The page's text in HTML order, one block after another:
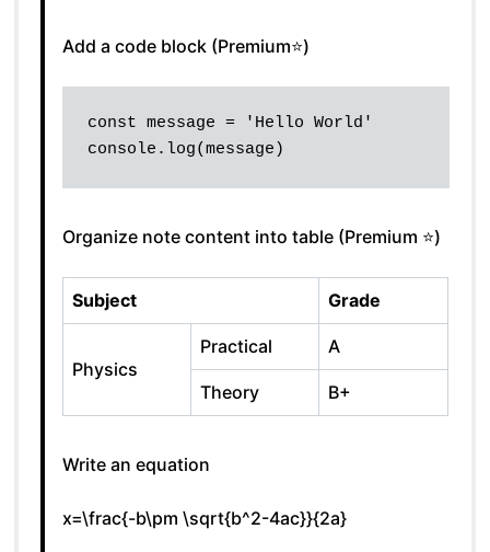
Add a code block (Premium⭐)
const message = 'Hello World'
console.log(message)
Organize note content into table (Premium ⭐)
Subject Grade
Physics
Practical A
Theory B+
Write an equation
x=\frac{-b\pm \sqrt{b^2-4ac}}{2a}